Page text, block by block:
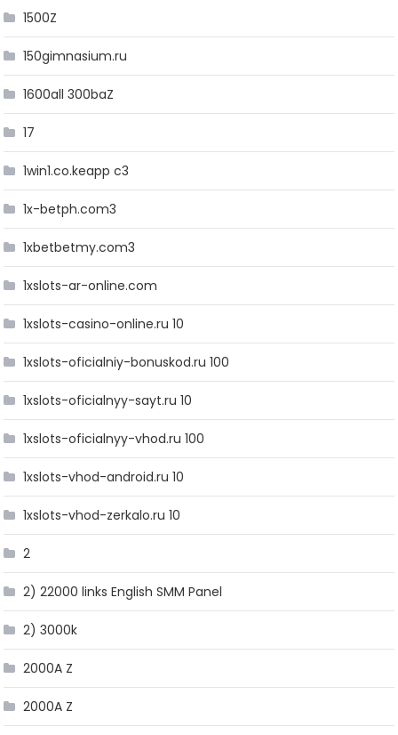
1500Z
150gimnasium.ru
1600all 300baZ
17
1win1.co.keapp c3
1x-betph.com3
1xbetbetmy.com3
1xslots-ar-online.com
1xslots-casino-online.ru 10
1xslots-oficialniy-bonuskod.ru 100
1xslots-oficialnyy-sayt.ru 10
1xslots-oficialnyy-vhod.ru 100
1xslots-vhod-android.ru 10
1xslots-vhod-zerkalo.ru 10
2
2) 22000 links English SMM Panel
2) 3000k
2000A Z
2000A Z